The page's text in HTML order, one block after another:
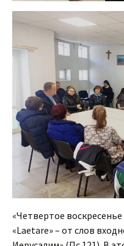
«Четвертое
«Laetare» – от слов